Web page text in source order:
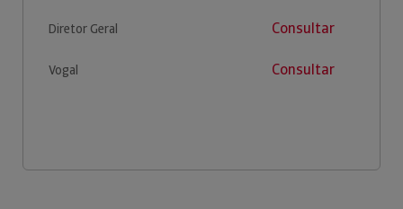
Diretor Geral Consultar
Vogal Consultar